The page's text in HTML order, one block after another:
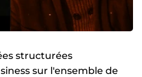
structurées
sur l'ensemble de